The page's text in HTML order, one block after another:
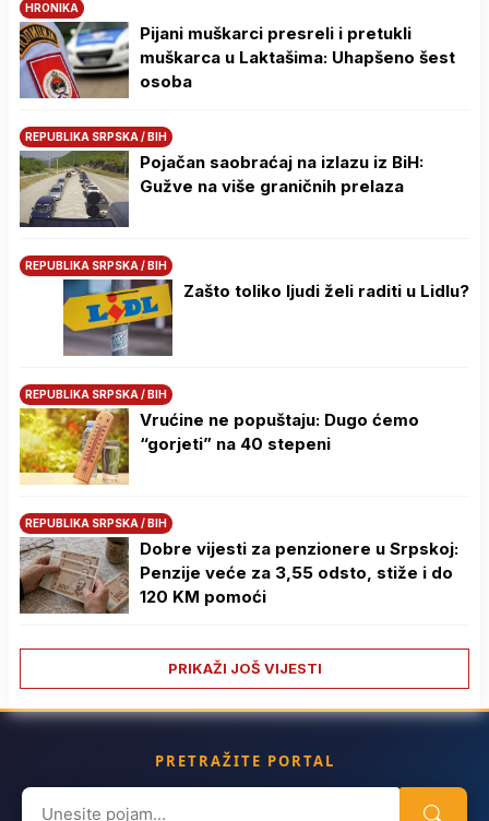
HRONIKA
Pijani muškarci presreli i pretukli
muškarca u Laktašima: Uhapšeno šest
osoba
REPUBLIKA SRPSKA / BIH
Pojačan saobraćaj na izlazu iz BiH:
Gužve na više graničnih prelaza
REPUBLIKA SRPSKA / BIH
Zašto toliko ljudi želi raditi u Lidlu?
REPUBLIKA SRPSKA / BIH
Vrućine ne popuštaju: Dugo ćemo
“gorjeti” na 40 stepeni
REPUBLIKA SRPSKA / BIH
Dobre vijesti za penzionere u Srpskoj:
Penzije veće za 3,55 odsto, stiže i do
120 KM pomoći
PRIKAŽI JOŠ VIJESTI
PRETRAŽITE PORTAL
Search